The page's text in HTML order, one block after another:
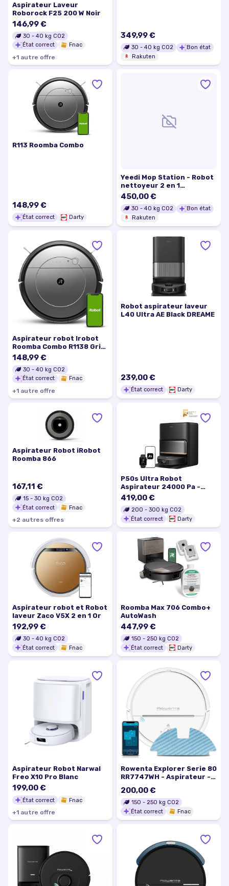
Aspirateur Laveur
Roborock F25 200 W Noir
146,99 €
30 - 40 kg CO2
État correct
Fnac
+1 autre offre
349,99 €
30 - 40 kg CO2
Bon état
Rakuten
R113 Roomba Combo
148,99 €
État correct Darty
Yeedi Mop Station - Robot
nettoyeur 2 en 1
aspirateur laveur
serpillière - 2500Pa -
Blanc
450,00 €
30 - 40 kg CO2
Bon état
Rakuten
Aspirateur robot Irobot
Roomba Combo R1138 Gris
et Noir
148,99 €
30 - 40 kg CO2
État correct
Fnac
+1 autre offre
Robot aspirateur laveur
L40 Ultra AE Black DREAME
239,00 €
État correct Darty
Aspirateur Robot iRobot
Roomba 866
167,11 €
15 - 30 kg CO2
État correct
Fnac
+2 autres offres
P50s Ultra Robot
Aspirateur 24000 Pa -
Aspiration Puissante &
Technologie StepMaster
Anti-Obstacle
419,00 €
200 - 300 kg CO2
État correct
Darty
Aspirateur robot et Robot
laveur Zaco V5X 2 en 1 Or
192,99 €
30 - 40 kg CO2
État correct
Fnac
Roomba Max 706 Combo+
AutoWash
447,99 €
150 - 250 kg CO2
État correct
Darty
Aspirateur Robot Narwal
Freo X10 Pro Blanc
199,00 €
État correct Fnac
+1 autre offre
Rowenta Explorer Serie 80
RR7747WH - Aspirateur -
200,00 €
150 - 250 kg CO2
État correct
Fnac